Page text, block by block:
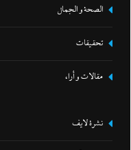
الصحة و الجمال
تحقيقات
مقالات و أراء
نشرة لايف